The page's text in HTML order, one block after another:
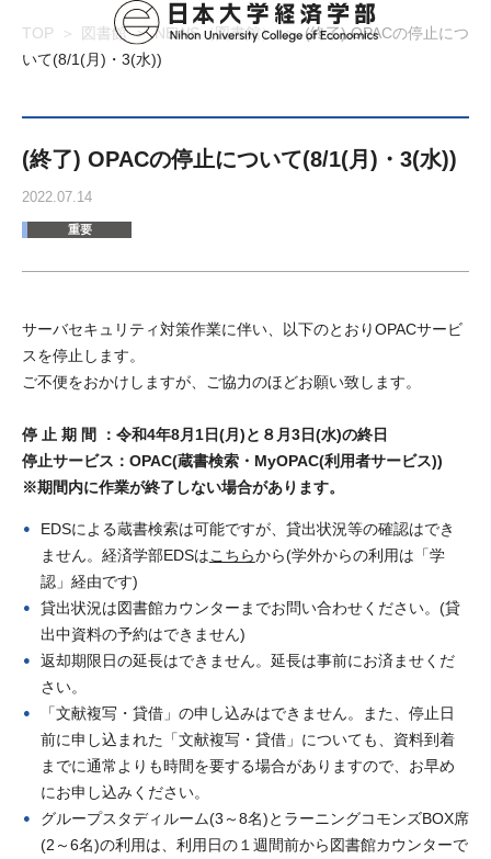
TOP 図書館 NEWS（図書館）
(終了) OPACの停止につ
いて(8/1(月)・3(水))
(終了) OPACの停止について(8/1(月)・3(水))
2022.07.14
重要
サーバセキュリティ対策作業に伴い、以下のとおりOPACサービ
スを停止します。
ご不便をおかけしますが、ご協力のほどお願い致します。
停 止 期 間 ：令和4年8月1日(月)と８月3日(水)の終日
停止サービス：OPAC(蔵書検索・MyOPAC(利用者サービス))
※期間内に作業が終了しない場合があります。
EDSによる蔵書検索は可能ですが、貸出状況等の確認はでき
ません。経済学部EDSはこちらから(学外からの利用は「学
認」経由です)
貸出状況は図書館カウンターまでお問い合わせください。(貸
出中資料の予約はできません)
返却期限日の延長はできません。延長は事前にお済ませくだ
さい。
「文献複写・貸借」の申し込みはできません。また、停止日
前に申し込まれた「文献複写・貸借」についても、資料到着
までに通常よりも時間を要する場合がありますので、お早め
にお申し込みください。
グループスタディルーム(3～8名)とラーニングコモンズBOX席
(2～6名)の利用は、利用日の１週間前から図書館カウンターで